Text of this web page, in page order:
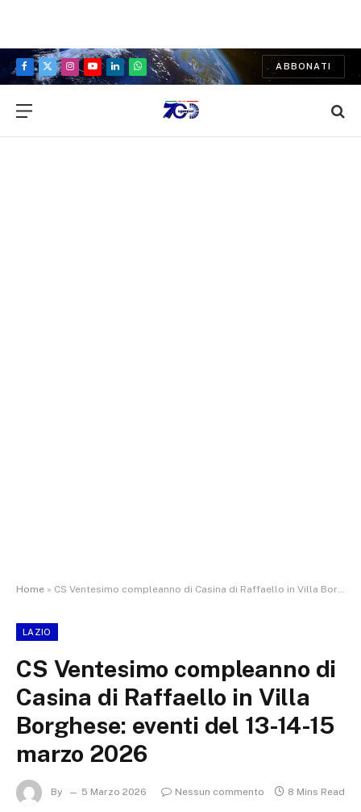
Facebook
X
Instagram
YouTubeLinkedInWhatsApp
ABBONATI
Home » CS Ventesimo compleanno di Casina di Raffaello in Villa Borghese: eventi del 13-14-15 marzo 2026
LAZIO
CS Ventesimo compleanno di
Casina di Raffaello in Villa
Borghese: eventi del 13-14-15
marzo 2026
By 5 Marzo 2026 Nessun commento 8 Mins Read